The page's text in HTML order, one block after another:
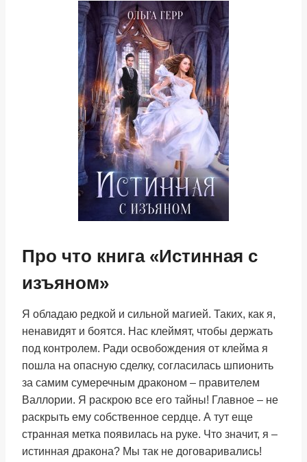
Про что книга «Истинная с
изъяном»
Я обладаю редкой и сильной магией. Таких, как я,
ненавидят и боятся. Нас клеймят, чтобы держать
под контролем. Ради освобождения от клейма я
пошла на опасную сделку, согласилась шпионить
за самим сумеречным драконом – правителем
Валлории. Я раскрою все его тайны! Главное – не
раскрыть ему собственное сердце. А тут еще
странная метка появилась на руке. Что значит, я –
истинная дракона? Мы так не договаривались!